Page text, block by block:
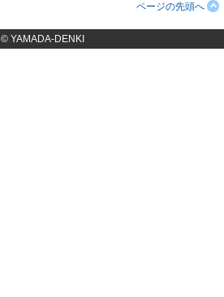
ページの先頭へ
© YAMADA-DENKI